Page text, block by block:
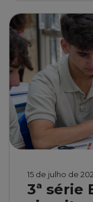
15 de julho de
3ª série